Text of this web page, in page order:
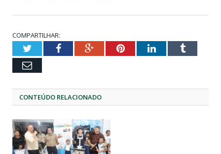
COMPARTILHAR:
TwitterFacebookGoogle+PinterestLinkedInTumblr
Email
CONTEÚDO RELACIONADO